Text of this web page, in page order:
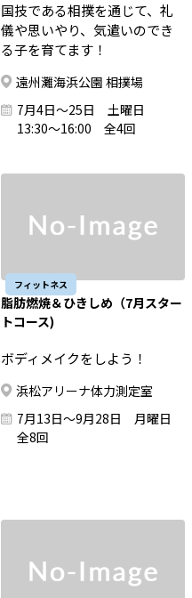
国技である相撲を通じて、礼
儀や思いやり、気遣いのでき
る子を育てます！
遠州灘海浜公園 相撲場
7月4日～25日 土曜日
13:30～16:00 全4回
フィットネス
脂肪燃焼＆ひきしめ（7月スター
トコース)
ボディメイクをしよう！
浜松アリーナ体力測定室
7月13日～9月28日 月曜日
全8回